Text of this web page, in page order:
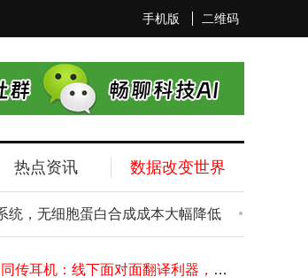
手机版 二维码
热点资讯 数据改变世界
无细胞蛋白合成成本大幅降低 春节前夕
时空壶W4骨声纹AI同传耳机：线下面对面翻译利器，精准高效更实用